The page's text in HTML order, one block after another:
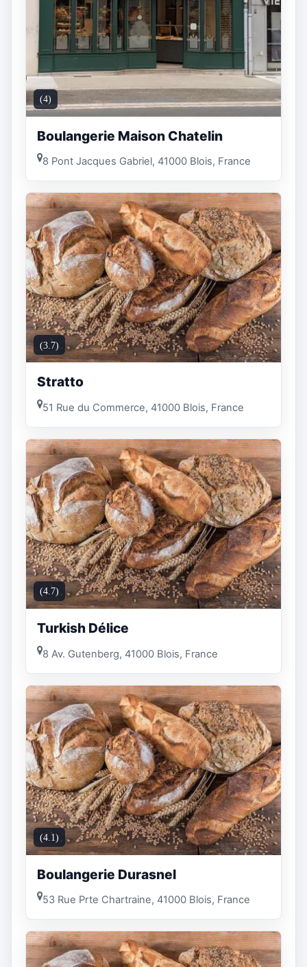
(4)
Boulangerie Maison Chatelin
8 Pont Jacques Gabriel, 41000 Blois, France
(3.7)
Stratto
51 Rue du Commerce, 41000 Blois, France
(4.7)
Turkish Délice
8 Av. Gutenberg, 41000 Blois, France
(4.1)
Boulangerie Durasnel
53 Rue Prte Chartraine, 41000 Blois, France